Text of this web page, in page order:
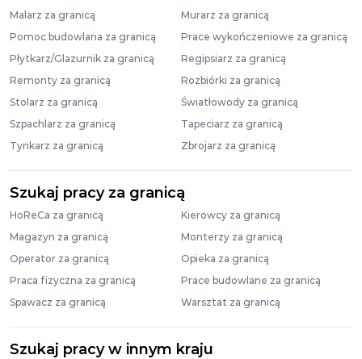
Malarz za granicą
Murarz za granicą
Pomoc budowlana za granicą
Prace wykończeniowe za granicą
Płytkarz/Glazurnik za granicą
Regipsiarz za granicą
Remonty za granicą
Rozbiórki za granicą
Stolarz za granicą
Światłowody za granicą
Szpachlarz za granicą
Tapeciarz za granicą
Tynkarz za granicą
Zbrojarz za granicą
Szukaj pracy za granicą
HoReCa za granicą
Kierowcy za granicą
Magazyn za granicą
Monterzy za granicą
Operator za granicą
Opieka za granicą
Praca fizyczna za granicą
Prace budowlane za granicą
Spawacz za granicą
Warsztat za granicą
Szukaj pracy w innym kraju